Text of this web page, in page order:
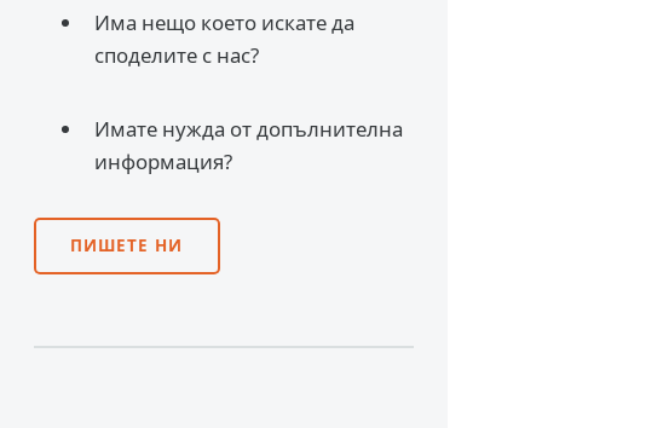
Има нещо което искате да
споделите с нас?
Имате нужда от допълнителна
информация?
ПИШЕТЕ НИ